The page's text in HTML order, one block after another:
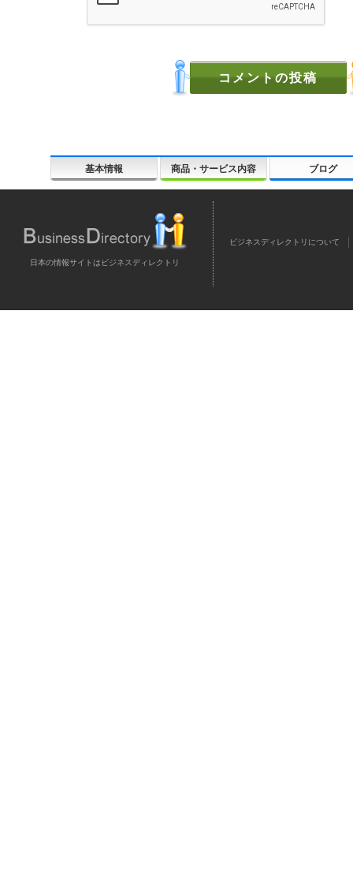
基本情報 商品・サービス内容 ブログ
日本の情報サイトはビジネスディレクトリ
ビジネスディレクトリについて